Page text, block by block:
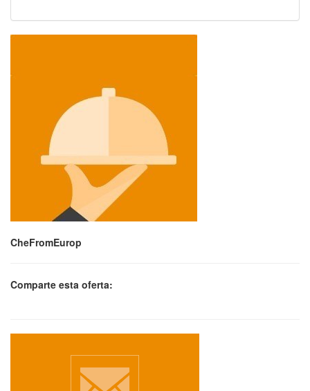
CheFromEurop
Comparte esta oferta: